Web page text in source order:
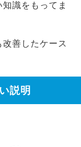
識をもってま
善したケース
説明